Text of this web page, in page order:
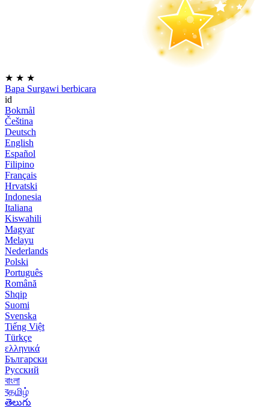
★ ★ ★
Bapa Surgawi berbicara
id
Bokmål
Čeština
Deutsch
English
Español
Filipino
Français
Hrvatski
Indonesia
Italiana
Kiswahili
Magyar
Melayu
Nederlands
Polski
Português
Română
Shqip
Suomi
Svenska
Tiếng Việt
Türkçe
ελληνικά
Български
Русский
বাংলা
বதமிழ்
తెలుగు